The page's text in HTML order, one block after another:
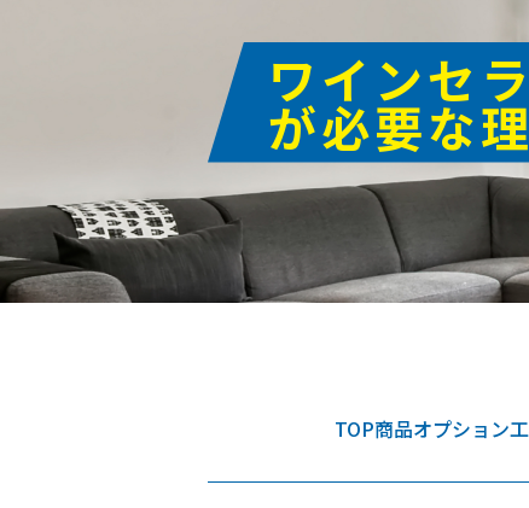
ワインセ
が必要な
TOP商品オプション